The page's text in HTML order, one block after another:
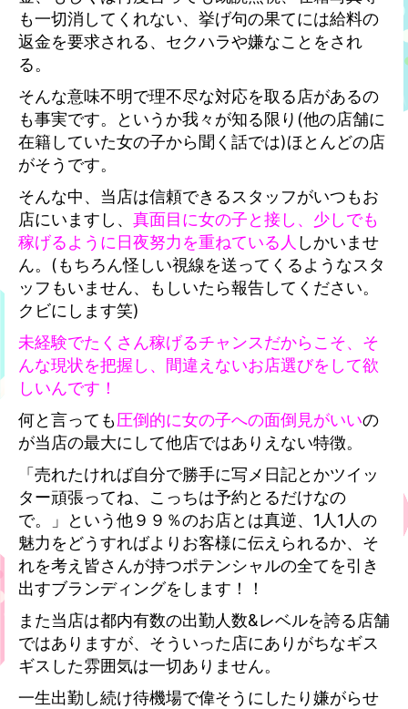
も一切消してくれない、挙げ句の果てには給料の
返金を要求される、セクハラや嫌なことをされ
る。
そんな意味不明で理不尽な対応を取る店があるの
も事実です。というか我々が知る限り(他の店舗に
在籍していた女の子から聞く話では)ほとんどの店
がそうです。
そんな中、当店は信頼できるスタッフがいつもお
店にいますし、 真面目に女の子と接し、少しでも
稼げるように日夜努力を重ねている人 しかいませ
ん。(もちろん怪しい視線を送ってくるようなスタ
ッフもいません、もしいたら報告してください。
クビにします笑)
未経験でたくさん稼げるチャンスだからこそ、そ
んな現状を把握し、間違えないお店選びをして欲
しいんです！
何と言っても圧倒的に女の子への面倒見がいいの
が当店の最大にして他店ではありえない特徴。
「売れたければ自分で勝手に写メ日記とかツイッ
ター頑張ってね、こっちは予約とるだけなの
で。」という他９９％のお店とは真逆、1人1人の
魅力をどうすればよりお客様に伝えられるか、そ
れを考え皆さんが持つポテンシャルの全てを引き
出すブランディングをします！！
また当店は都内有数の出勤人数&レベルを誇る店舗
ではありますが、そういった店にありがちなギス
ギスした雰囲気は一切ありません。
一生出勤し続け待機場で偉そうにしたり嫌がらせ